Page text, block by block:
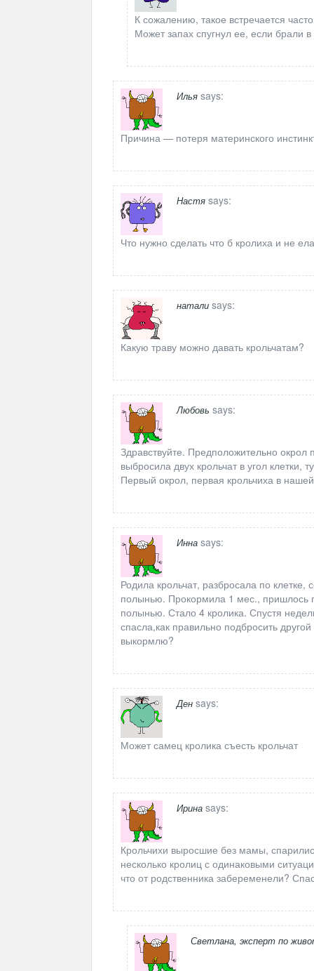
К сожалению, такое встречается
Может запах спугнул ее, если брали в
Илья says:
Причина — потеря материнского
Настя says:
Что нужно сделать что б кролиха и не
натали says:
Какую траву можно давать крольчатам?
Любовь says:
Здравствуйте. Предположительно окрол
выбросила двух крольчат в угол клетки,
Первый окрол, первая крольчиха в
Инна says:
Родила крольчат, разбросала по
полынью. Прокормила 1 мес., пришлось
полынью. Стало 4 кролика. Спустя
спасла,как правильно подбросить
выкормлю?
Ден says:
Может самец кролика съесть крольчат
Ирина says:
Крольчихи выросшие без мамы,
несколько кролиц с одинаковыми
что от родственника забеременели?
Светлана, эксперт по